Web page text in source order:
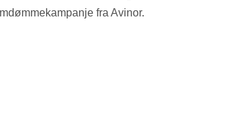
fra Avinor.